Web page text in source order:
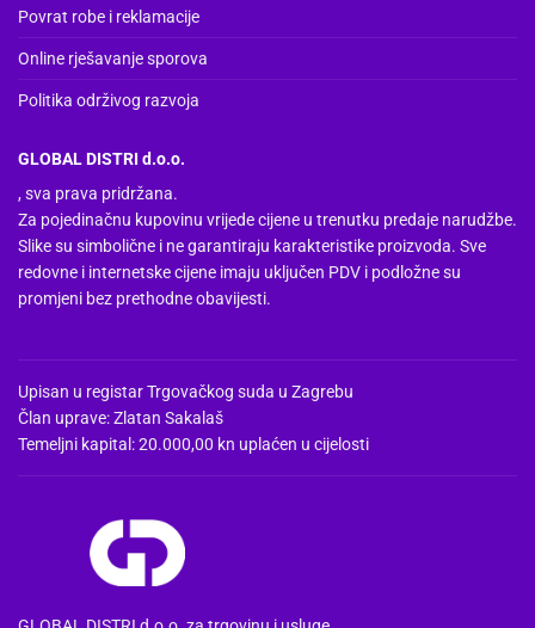
Povrat robe i reklamacije
Online rješavanje sporova
Politika održivog razvoja
GLOBAL DISTRI d.o.o.
, sva prava pridržana.
Za pojedinačnu kupovinu vrijede cijene u trenutku predaje narudžbe.
Slike su simbolične i ne garantiraju karakteristike proizvoda. Sve
redovne i internetske cijene imaju uključen PDV i podložne su
promjeni bez prethodne obavijesti.
Upisan u registar Trgovačkog suda u Zagrebu
Član uprave: Zlatan Sakalaš
Temeljni kapital: 20.000,00 kn uplaćen u cijelosti